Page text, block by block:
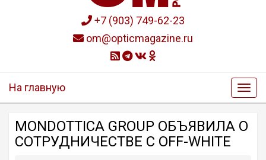
+7 (903) 749-62-23
om@opticmagazine.ru
На главную
MONDOTTICA GROUP ОБЪЯВИЛА О
СОТРУДНИЧЕСТВЕ С OFF-WHITE